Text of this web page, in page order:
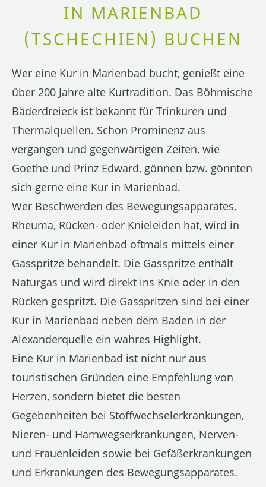
IN MARIENBAD
(TSCHECHIEN) BUCHEN
Wer eine Kur in Marienbad bucht, genießt eine
über 200 Jahre alte Kurtradition. Das Böhmische
Bäderdreieck ist bekannt für Trinkuren und
Thermalquellen. Schon Prominenz aus
vergangen und gegenwärtigen Zeiten, wie
Goethe und Prinz Edward, gönnen bzw. gönnten
sich gerne eine Kur in Marienbad.
Wer Beschwerden des Bewegungsapparates,
Rheuma, Rücken- oder Knieleiden hat, wird in
einer Kur in Marienbad oftmals mittels einer
Gasspritze behandelt. Die Gasspritze enthält
Naturgas und wird direkt ins Knie oder in den
Rücken gespritzt. Die Gasspritzen sind bei einer
Kur in Marienbad neben dem Baden in der
Alexanderquelle ein wahres Highlight.
Eine Kur in Marienbad ist nicht nur aus
touristischen Gründen eine Empfehlung von
Herzen, sondern bietet die besten
Gegebenheiten bei Stoffwechselerkrankungen,
Nieren- und Harnwegserkrankungen, Nerven-
und Frauenleiden sowie bei Gefäßerkrankungen
und Erkrankungen des Bewegungsapparates.